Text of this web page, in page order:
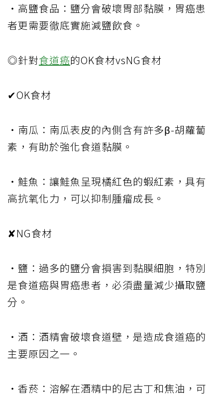
・高鹽食品：鹽分會破壞胃部黏膜，胃癌患
者更需要徹底實施減鹽飲食。
◎針對食道癌的OK食材vsNG食材
✔OK食材
・南瓜：南瓜表皮的內側含有許多β-胡蘿蔔
素，有助於強化食道黏膜。
・鮭魚：讓鮭魚呈現橘紅色的蝦紅素，具有
高抗氧化力，可以抑制腫瘤成長。
✘NG食材
・鹽：過多的鹽分會損害到黏膜細胞，特別
是食道癌與胃癌患者，必須盡量減少攝取鹽
分。
・酒：酒精會破壞食道壁，是造成食道癌的
主要原因之一。
・香菸：溶解在酒精中的尼古丁和焦油，可